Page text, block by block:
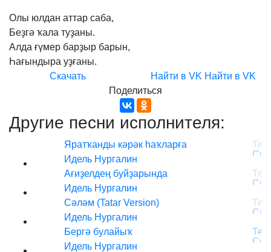
Олы юлдан аттар саба,
Беҙгә ҡала туҙаны.
Алда ғүмер барҙыр барын,
Һағындыра уҙғаны.
Скачать
Найти в VK Найти в VK
Поделиться
Другие песни исполнителя:
Яратҡанды кәрәк һаҡларға
Идель Нургалин
Ағиҙелдең буйҙарында
Идель Нургалин
Сәләм (Tatar Version)
Идель Нургалин
Бергә булайыҡ
Идель Нургалин